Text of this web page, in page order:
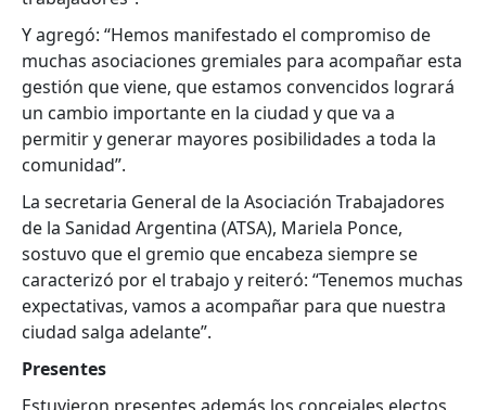
Y agregó: “Hemos manifestado el compromiso de
muchas asociaciones gremiales para acompañar esta
gestión que viene, que estamos convencidos logrará
un cambio importante en la ciudad y que va a
permitir y generar mayores posibilidades a toda la
comunidad”.
La secretaria General de la Asociación Trabajadores
de la Sanidad Argentina (ATSA), Mariela Ponce,
sostuvo que el gremio que encabeza siempre se
caracterizó por el trabajo y reiteró: “Tenemos muchas
expectativas, vamos a acompañar para que nuestra
ciudad salga adelante”.
Presentes